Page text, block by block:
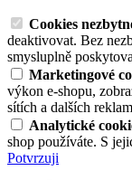
Cookies
deaktivovat. Bez
smysluplně
Marketingové
výkon e-shopu,
sítích a dalších
Analytické
shop používáte. S
Potvrzuji